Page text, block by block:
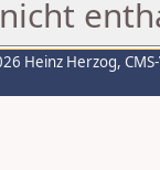
Heinz Herzog,